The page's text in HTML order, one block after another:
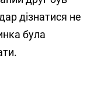
дізнатися не
була